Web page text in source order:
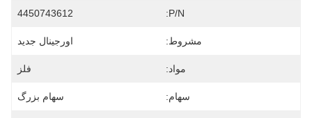
P/N:
4450743612
مشروط: اورجینال جدید
مواد: فلز
سهام: سهام بزرگ